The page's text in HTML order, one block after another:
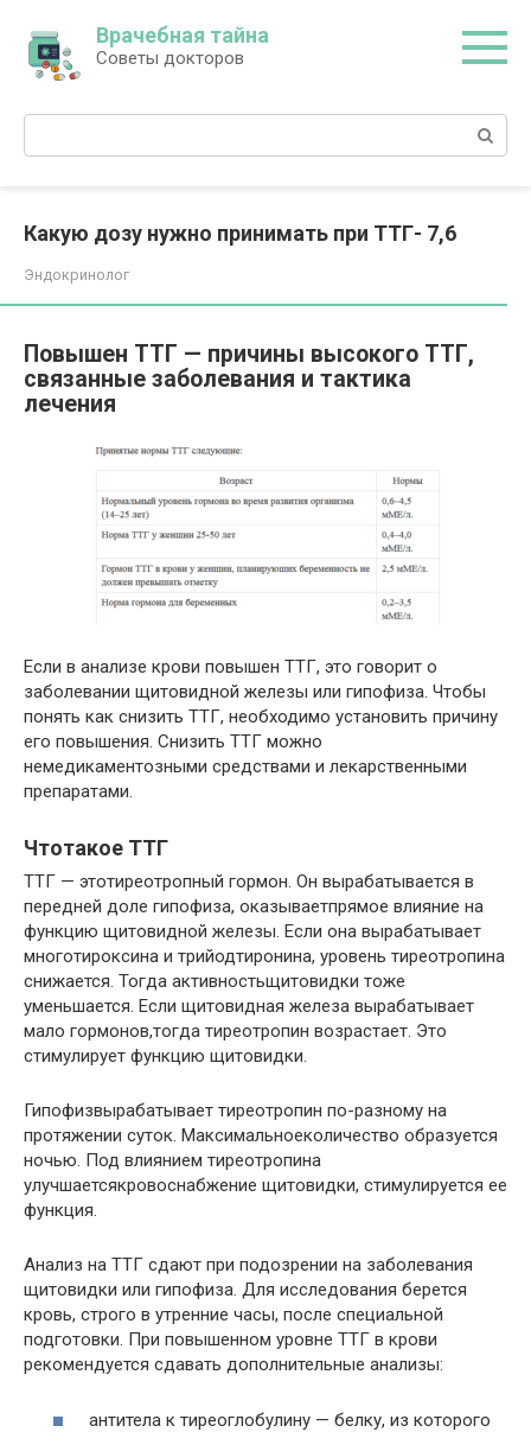
контенту
Врачебная тайна
Советы докторов
Поиск:
Какую дозу нужно принимать при ТТГ- 7,6
Эндокринолог
Повышен ТТГ — причины высокого ТТГ,
связанные заболевания и тактика
лечения
Если в анализе крови повышен ТТГ, это говорит о
заболевании щитовидной железы или гипофиза. Чтобы
понять как снизить ТТГ, необходимо установить причину
его повышения. Снизить ТТГ можно
немедикаментозными средствами и лекарственными
препаратами.
Чтотакое ТТГ
ТТГ — этотиреотропный гормон. Он вырабатывается в
передней доле гипофиза, оказываетпрямое влияние на
функцию щитовидной железы. Если она вырабатывает
многотироксина и трийодтиронина, уровень тиреотропина
снижается. Тогда активностьщитовидки тоже
уменьшается. Если щитовидная железа вырабатывает
мало гормонов,тогда тиреотропин возрастает. Это
стимулирует функцию щитовидки.
Гипофизвырабатывает тиреотропин по-разному на
протяжении суток. Максимальноеколичество образуется
ночью. Под влиянием тиреотропина
улучшаетсякровоснабжение щитовидки, стимулируется ее
функция.
Анализ на ТТГ сдают при подозрении на заболевания
щитовидки или гипофиза. Для исследования берется
кровь, строго в утренние часы, после специальной
подготовки. При повышенном уровне ТТГ в крови
рекомендуется сдавать дополнительные анализы:
антитела к тиреоглобулину — белку, из которого